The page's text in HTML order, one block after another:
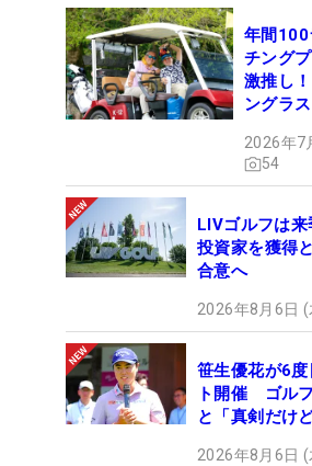
年間100
チング
激推し
ングラ
2026年7
54
LIVゴルフは
投資家を獲得
合意へ
2026年8月6日
笹生優花が6
ト開催 ゴル
と「真剣だけ
2026年8月6日